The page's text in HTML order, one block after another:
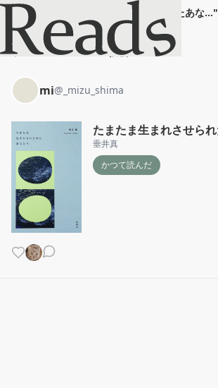
たまたま生まれさせられたあな..."
12日
ホーム
mi 投稿
mi@ _mizu_shima
たまたま生まれさせら
垂井真
かつて読んだ